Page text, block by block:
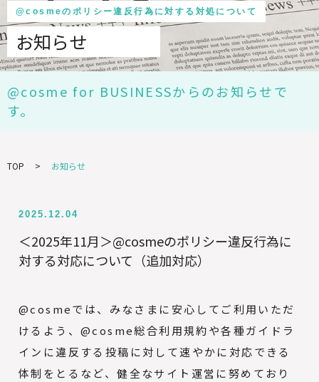
@cosmeのポリシー違反行為に対する対処について
お知らせ
@cosme for BUSINESSからのお知らせで
す。
TOP お知らせ
2025.12.04
＜2025年11月＞@cosmeのポリシー違反行為に
対する対応について（追加対応）
@cosmeでは、みなさまに安心してご利用いただ
けるよう、@cosme総合利用規約や各種ガイドラ
インに違反する投稿に対して速やかに対応できる
体制をとるなど、健全なサイト運営に努めており